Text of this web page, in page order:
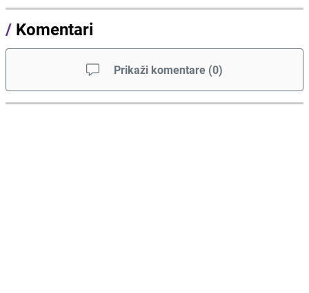
/ Komentari
Prikaži komentare (0)